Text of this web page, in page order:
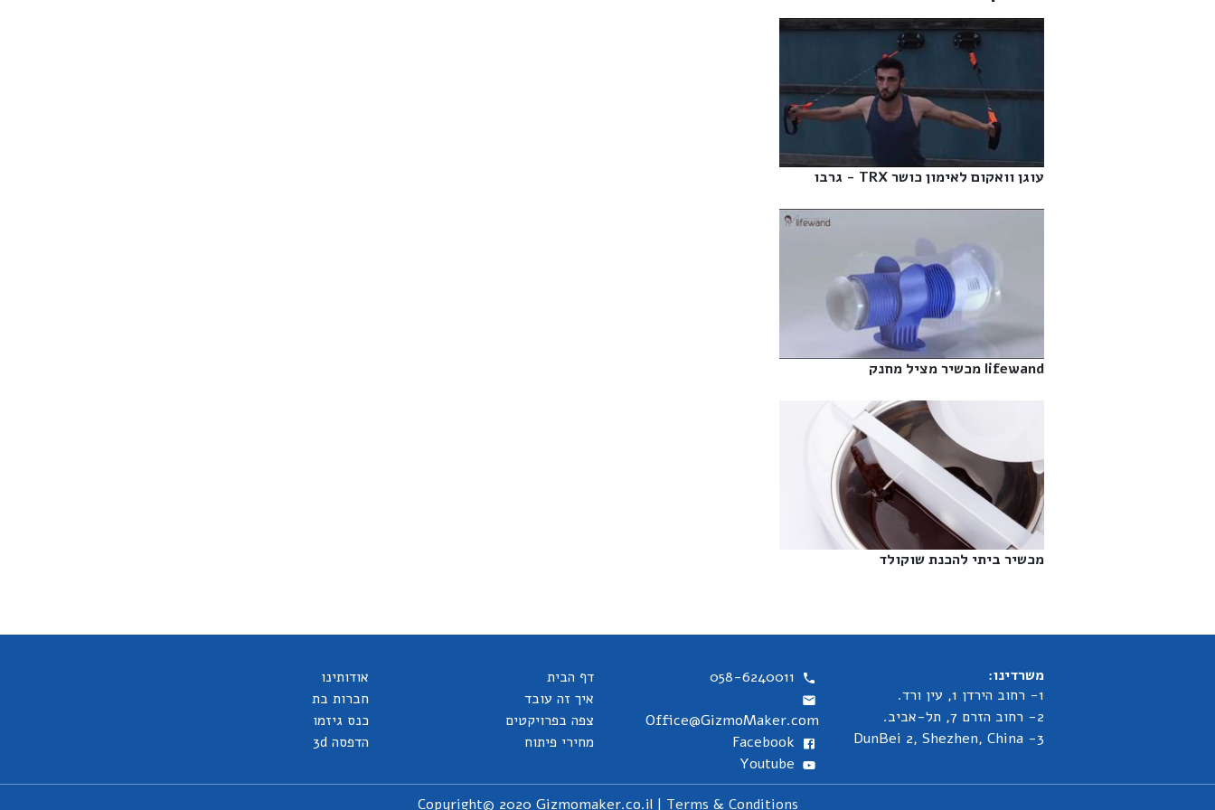
עוגן וואקום לאימון כושר TRX - גרבו‎
lifewand מכשיר מציל מחנק‎
מכשיר ביתי להכנת שוקולד‎
משרדינו:
1- רחוב הירדן 1, עין ורד.
2- רחוב הזרם 7, תל-אביב.
3- DunBei 2, Shezhen, China
058-6240011
Office@GizmoMaker.com
Facebook
Youtube
דף הבית
איך זה עובד
צפה בפרויקטים
מחירי פיתוח
אודותינו
חברות בת
כנס גיזמו
הדפסה 3d
Copyright© 2020 Gizmomaker.co.il | Terms & Conditions